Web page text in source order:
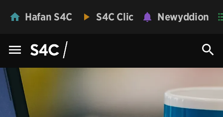
Hafan S4C S4C Clic Newyddion